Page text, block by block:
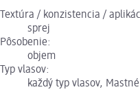
Textúra / konzistencia /
sprej
Pôsobenie:
objem
Typ vlasov:
každý typ vlasov, Mastné